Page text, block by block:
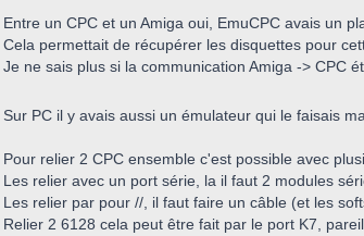
Entre un CPC et un Amiga oui, EmuCPC avais un
Cela permettait de récupérer les disquettes pour
Je ne sais plus si la communication Amiga -> CPC
Sur PC il y avais aussi un émulateur qui le faisais
Pour relier 2 CPC ensemble c'est possible avec
Les relier avec un port série, la il faut 2 modules
Les relier par pour //, il faut faire un câble (et les
Relier 2 6128 cela peut être fait par le port K7,